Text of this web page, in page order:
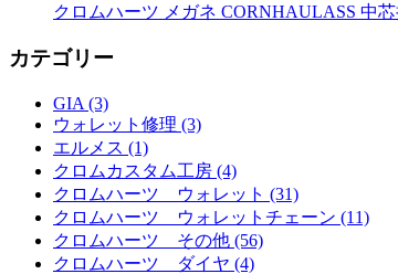
クロムハーツ メガネ CORNHAULASS 中
カテゴリー
GIA (3)
ウォレット修理 (3)
エルメス (1)
クロムカスタム工房 (4)
クロムハーツ ウォレット (31)
クロムハーツ ウォレットチェーン (11)
クロムハーツ その他 (56)
クロムハーツ ダイヤ (4)